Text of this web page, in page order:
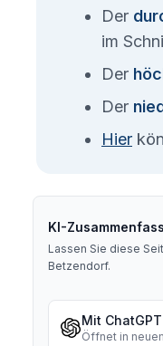
Der
im
Der
Der
Hier
KI-
Lassen Sie diese
Betzendorf.
Mit
Öffnet in